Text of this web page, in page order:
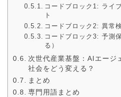
コードブロック1: ライ
ト
コードブロック2: 異常
コードブロック3: 予測
る）
次世代産業基盤：AIエージ
社会をどう変える？
まとめ
専門用語まとめ